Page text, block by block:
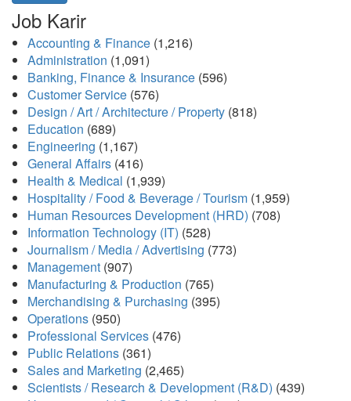
Job Karir
Accounting & Finance (1,216)
Administration (1,091)
Banking, Finance & Insurance (596)
Customer Service (576)
Design / Art / Architecture / Property (818)
Education (689)
Engineering (1,167)
General Affairs (416)
Health & Medical (1,939)
Hospitality / Food & Beverage / Tourism (1,959)
Human Resources Development (HRD) (708)
Information Technology (IT) (528)
Journalism / Media / Advertising (773)
Management (907)
Manufacturing & Production (765)
Merchandising & Purchasing (395)
Operations (950)
Professional Services (476)
Public Relations (361)
Sales and Marketing (2,465)
Scientists / Research & Development (R&D) (439)